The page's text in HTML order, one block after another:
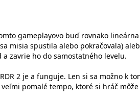
gameplayovo buď rovnako lineárna
misia spustila alebo pokračovala)
zavrie ho do samostatného levelu.
2 je a funguje. Len si sa možno k
pomalé tempo, ktoré si hráč môže